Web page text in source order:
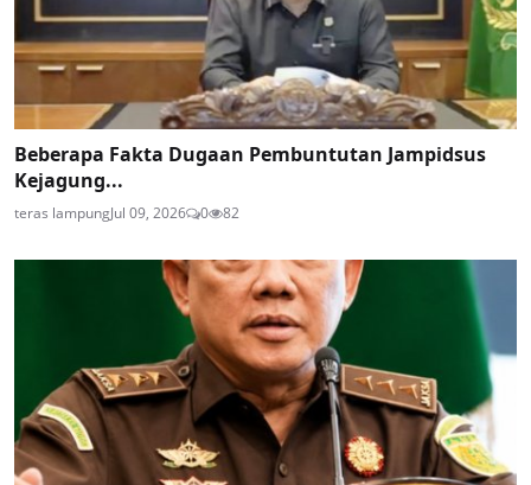
Beberapa Fakta Dugaan Pembuntutan Jampidsus
Kejagung...
teras lampungJul 09, 2026 0 82